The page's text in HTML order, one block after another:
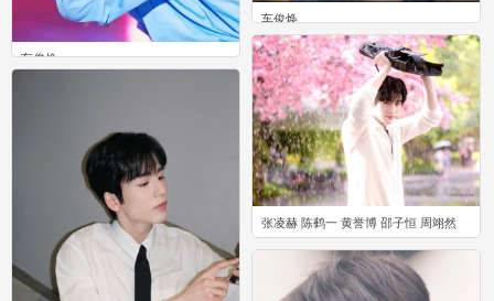
车俊焕
0
车俊焕
张凌赫 陈鹤一 黄誉博 邵子恒 周翊然